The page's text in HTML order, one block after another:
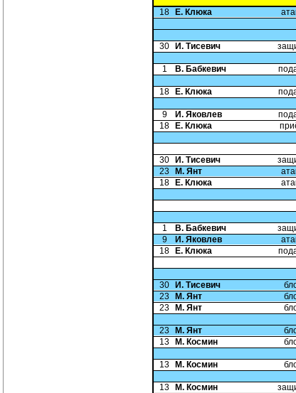
18 Е. Клюка
30
И. Тисевич
1
В. Бабкевич
18
Е. Клюка
9
И. Яковлев
18
Е. Клюка
30
И. Тисевич
23
М. Янт
18
Е. Клюка
1
В. Бабкевич
9
И. Яковлев
18
Е. Клюка
30
И. Тисевич
23
М. Янт
23
М. Янт
23
М. Янт
13
М. Космин
13
М. Космин
13
М. Космин